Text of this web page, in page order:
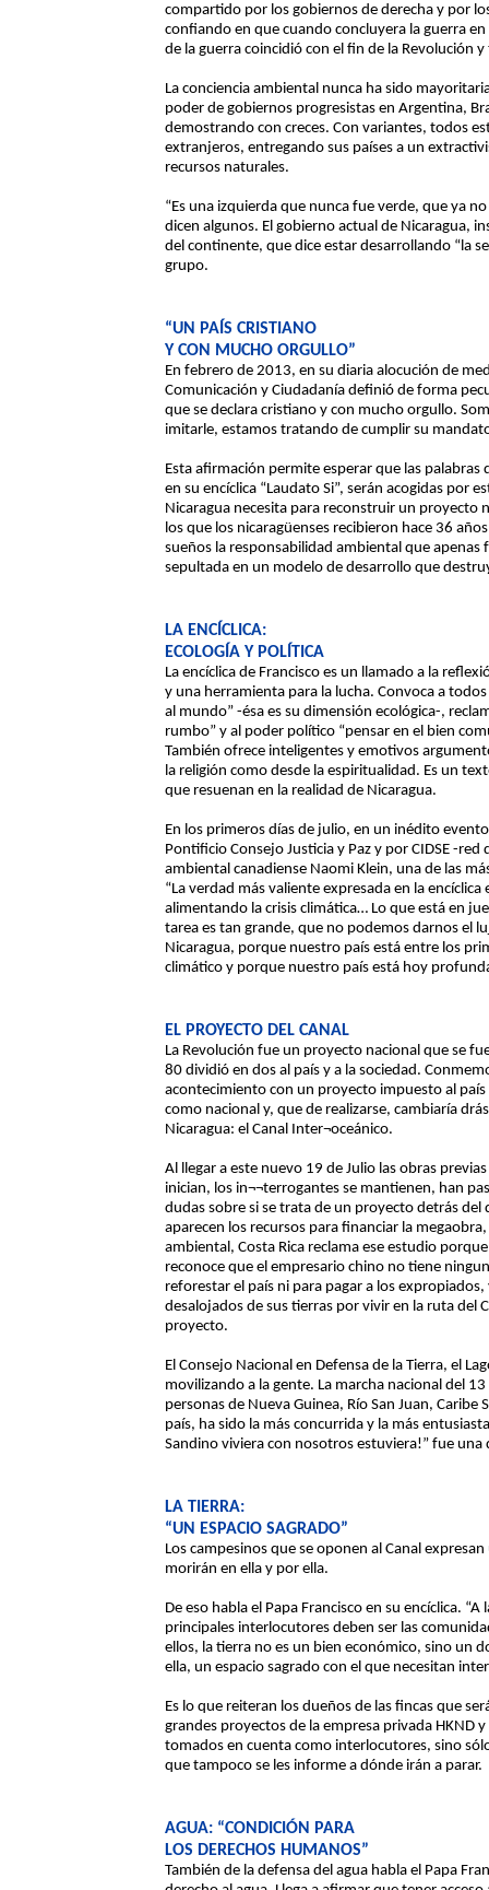
compartido por los gobiernos de derecha y por
confiando en que cuando concluyera la guerra
de la guerra coincidió con el fin de la Revolución
La conciencia ambiental nunca ha sido
poder de gobiernos progresistas en Argentina,
demostrando con creces. Con variantes, todos
extranjeros, entregando sus países a un
recursos naturales.
“Es una izquierda que nunca fue verde, que ya
dicen algunos. El gobierno actual de Nicaragua,
del continente, que dice estar desarrollando “la
grupo.
“UN PAÍS CRISTIANO
Y CON MUCHO ORGULLO”
En febrero de 2013, en su diaria alocución de
Comunicación y Ciudadanía definió de forma
que se declara cristiano y con mucho orgullo.
imitarle, estamos tratando de cumplir su
Esta afirmación permite esperar que las
en su encíclica “Laudato Si”, serán acogidas por
Nicaragua necesita para reconstruir un proyecto
los que los nicaragüenses recibieron hace 36
sueños la responsabilidad ambiental que apenas
sepultada en un modelo de desarrollo que
LA ENCÍCLICA:
ECOLOGÍA Y POLÍTICA
La encíclica de Francisco es un llamado a la
y una herramienta para la lucha. Convoca a
al mundo” -ésa es su dimensión ecológica-,
rumbo” y al poder político “pensar en el bien
También ofrece inteligentes y emotivos
la religión como desde la espiritualidad. Es un
que resuenan en la realidad de Nicaragua.
En los primeros días de julio, en un inédito
Pontificio Consejo Justicia y Paz y por CIDSE -
ambiental canadiense Naomi Klein, una de las
“La verdad más valiente expresada en la
alimentando la crisis climática… Lo que está en
tarea es tan grande, que no podemos darnos el
Nicaragua, porque nuestro país está entre los
climático y porque nuestro país está hoy
EL PROYECTO DEL CANAL
La Revolución fue un proyecto nacional que se
80 dividió en dos al país y a la sociedad.
acontecimiento con un proyecto impuesto al
como nacional y, que de realizarse, cambiaría
Nicaragua: el Canal Inter¬oceánico.
Al llegar a este nuevo 19 de Julio las obras
inician, los in¬¬terrogantes se mantienen, han
dudas sobre si se trata de un proyecto detrás del
aparecen los recursos para financiar la
ambiental, Costa Rica reclama ese estudio
reconoce que el empresario chino no tiene
reforestar el país ni para pagar a los
desalojados de sus tierras por vivir en la ruta del
proyecto.
El Consejo Nacional en Defensa de la Tierra, el
movilizando a la gente. La marcha nacional del
personas de Nueva Guinea, Río San Juan,
país, ha sido la más concurrida y la más
Sandino viviera con nosotros estuviera!” fue una
LA TIERRA:
“UN ESPACIO SAGRADO”
Los campesinos que se oponen al Canal
morirán en ella y por ella.
De eso habla el Papa Francisco en su encíclica.
principales interlocutores deben ser las
ellos, la tierra no es un bien económico, sino un
ella, un espacio sagrado con el que necesitan
Es lo que reiteran los dueños de las fincas que
grandes proyectos de la empresa privada HKND
tomados en cuenta como interlocutores, sino
que tampoco se les informe a dónde irán a parar.
AGUA: “CONDICIÓN PARA
LOS DERECHOS HUMANOS”
También de la defensa del agua habla el Papa